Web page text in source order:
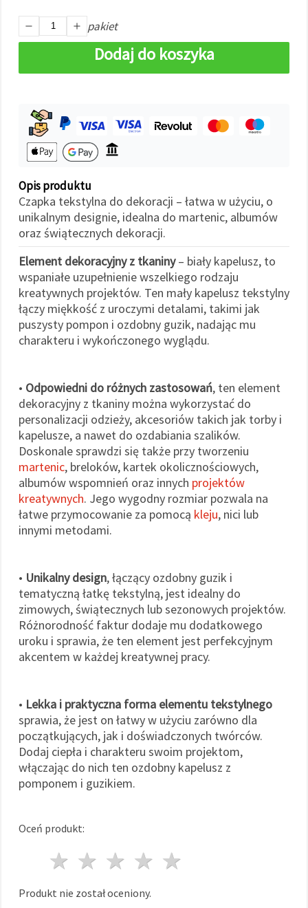
cookie i
"Zapisz"
Akceptuj
wszystkie
Ustawienia
pakiet
Dodaj do koszyka
Opis produktu
Czapka tekstylna do dekoracji – łatwa w użyciu, o
unikalnym designie, idealna do martenic, albumów
oraz świątecznych dekoracji.
Element dekoracyjny z tkaniny– biały kapelusz, to
wspaniałe uzupełnienie wszelkiego rodzaju
kreatywnych projektów. Ten mały kapelusz tekstylny
łączy miękkość z uroczymi detalami, takimi jak
puszysty pompon i ozdobny guzik, nadając mu
charakteru i wykończonego wyglądu.
• Odpowiedni do różnych zastosowań, ten element
dekoracyjny z tkaniny można wykorzystać do
personalizacji odzieży, akcesoriów takich jak torby i
kapelusze, a nawet do ozdabiania szalików.
Doskonale sprawdzi się także przy tworzeniu
martenic, breloków, kartek okolicznościowych,
albumów wspomnień oraz innych projektów
kreatywnych. Jego wygodny rozmiar pozwala na
łatwe przymocowanie za pomocą kleju, nici lub
innymi metodami.
• Unikalny design, łączący ozdobny guzik i
tematyczną łatkę tekstylną, jest idealny do
zimowych, świątecznych lub sezonowych projektów.
Różnorodność faktur dodaje mu dodatkowego
uroku i sprawia, że ten element jest perfekcyjnym
akcentem w każdej kreatywnej pracy.
• Lekka i praktyczna forma elementu tekstylnego
sprawia, że jest on łatwy w użyciu zarówno dla
początkujących, jak i doświadczonych twórców.
Dodaj ciepła i charakteru swoim projektom,
włączając do nich ten ozdobny kapelusz z
pomponem i guzikiem.
Oceń produkt:
4 gwiazdy
3 gwiazdy
2 gwiazdy
1 gwiazda
Produkt nie został oceniony.